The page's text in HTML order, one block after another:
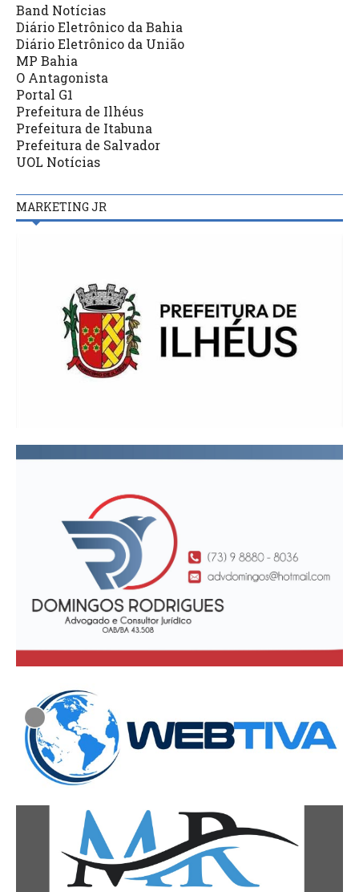
Band Notícias
Diário Eletrônico da Bahia
Diário Eletrônico da União
MP Bahia
O Antagonista
Portal G1
Prefeitura de Ilhéus
Prefeitura de Itabuna
Prefeitura de Salvador
UOL Notícias
MARKETING JR